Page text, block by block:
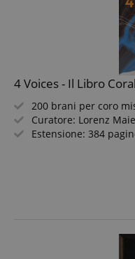
4 Voices - Il Libro
200 brani per coro
Curatore: Lorenz
Estensione: 384